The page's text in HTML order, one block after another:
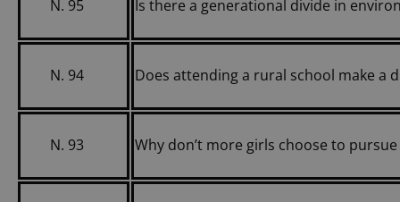
N. 95 Is there a generational divide in
N. 94 Does attending a rural school make a
N. 93 Why don’t more girls choose to